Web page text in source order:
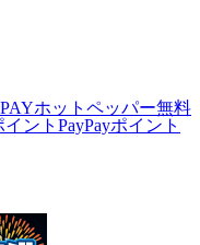
ホットペッパー無料
ント PayPayポイント